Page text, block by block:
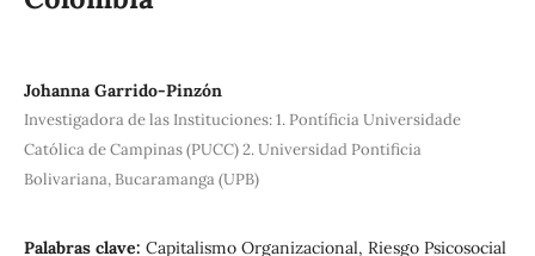
Johanna Garrido-Pinzón
Investigadora de las Instituciones: 1. Pontíficia Universidade
Católica de Campinas (PUCC) 2. Universidad Pontificia
Bolivariana, Bucaramanga (UPB)
Palabras clave: Capitalismo Organizacional, Riesgo Psicosocial